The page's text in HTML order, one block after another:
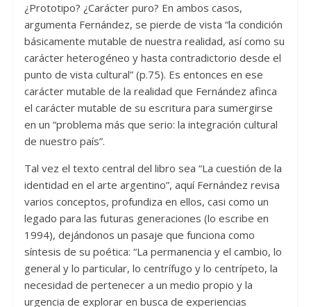
¿Prototipo? ¿Carácter puro? En ambos casos,
argumenta Fernández, se pierde de vista “la condición
básicamente mutable de nuestra realidad, así como su
carácter heterogéneo y hasta contradictorio desde el
punto de vista cultural” (p.75). Es entonces en ese
carácter mutable de la realidad que Fernández afinca
el carácter mutable de su escritura para sumergirse
en un “problema más que serio: la integración cultural
de nuestro país”.
Tal vez el texto central del libro sea “La cuestión de la
identidad en el arte argentino”, aquí Fernández revisa
varios conceptos, profundiza en ellos, casi como un
legado para las futuras generaciones (lo escribe en
1994), dejándonos un pasaje que funciona como
síntesis de su poética: “La permanencia y el cambio, lo
general y lo particular, lo centrífugo y lo centrípeto, la
necesidad de pertenecer a un medio propio y la
urgencia de explorar en busca de experiencias